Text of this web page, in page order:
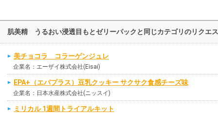
肌美精 うるおい浸透目もとゼリーパックと同じカテゴリのリクエ
美チョコラ コラーゲンジュレ
企業名：エーザイ株式会社(Eisai)
EPA+（エパプラス）豆乳クッキー サクサク食感チーズ味
企業名：日本水産株式会社(ニッスイ)
ミリカル 1週間トライアルキット